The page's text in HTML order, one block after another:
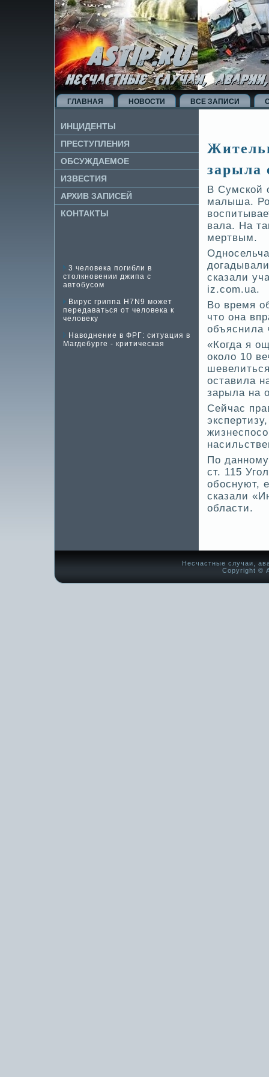
ГЛАВНАЯ НОВОСТИ ВСЕ ЗАПИСИ
ИНЦИДЕНТЫ
ПРЕСТУПЛЕНИЯ
ОБСУЖДАЕМОЕ
ИЗВЕ­СТИЯ
АРХИВ ЗАПИСЕЙ
КОНТАКТЫ
3 человека погибли в
столкновении джипа с
автобусом
Вирус гриппа H7N9 может
передаваться от человека к
человеку
Наводнение в ФРГ: ситуация в
Магдебурге - критическая
зарыла
В Сумской
малыша.
вала. На
мертвым.
сказали
iz.com.ua.
Во время
что она
объяснила
«Когда я
около 10
оставила
зарыла на
Сейчас
По
ст. 115
обоснуют,
сказали
области.
Несчастные случаи,
Copyright ©